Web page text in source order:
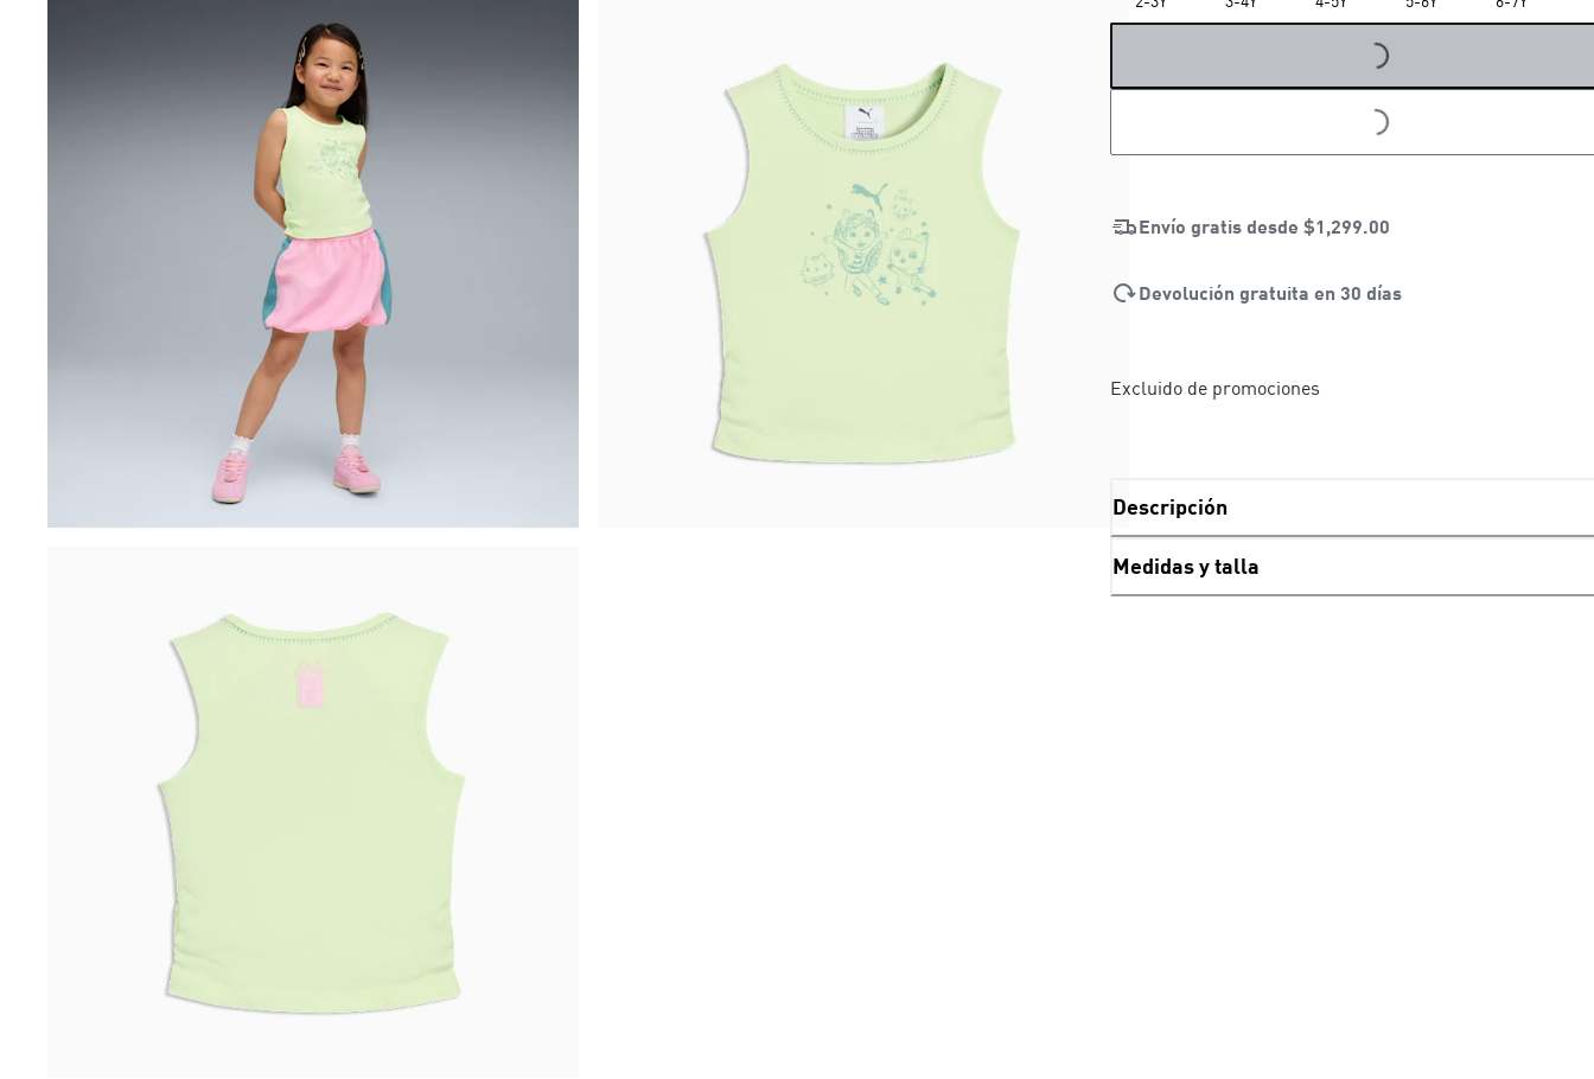
LOADING...
LOADING...
Envío gratis desde $1,299.00
Devolución gratuita en 30 días
Excluido de promociones
Descripción
Medidas y talla